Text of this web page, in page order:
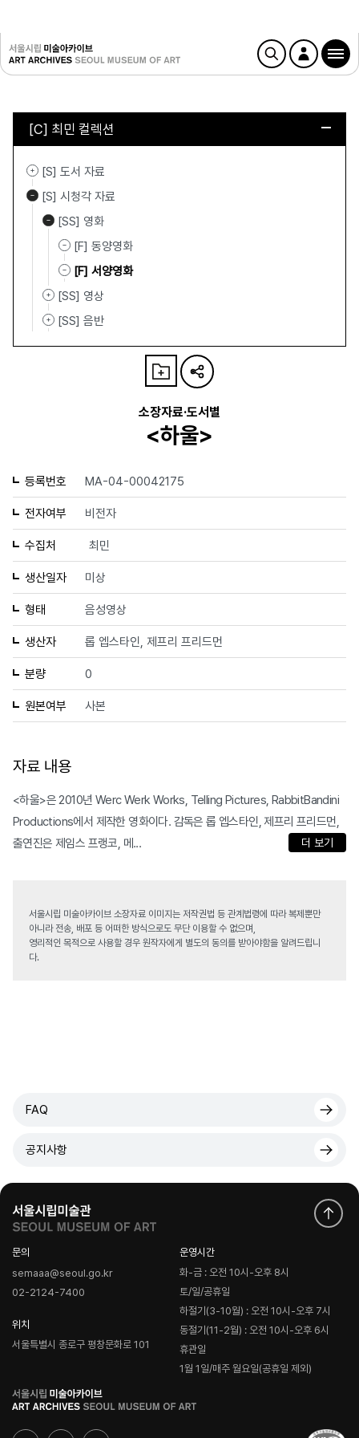
[C] 최민 컬렉션
[S] 도서 자료
[S] 시청각 자료
[SS] 영화
[F] 동양영화
[F] 서양영화
[SS] 영상
[SS] 음반
소장자료·도서별
<하울>
등록번호 MA-04-00042175
전자여부 비전자
수집처 최민
생산일자 미상
형태 음성영상
생산자 롭 엡스타인, 제프리 프리드먼
분량 0
원본여부 사본
자료 내용
<하울>은 2010년 Werc Werk Works, Telling Pictures, RabbitBandini
Productions에서 제작한 영화이다. 감독은 롭 엡스타인, 제프리 프리드먼,
출연진은 제임스 프랭코, 메...
더 보기
서울시립 미술아카이브 소장자료 이미지는 저작권법 등 관계법령에 따라 복제뿐만
아니라 전송, 배포 등 어떠한 방식으로도 무단 이용할 수 없으며,
영리적인 목적으로 사용할 경우 원작자에게 별도의 동의를 받아야함을 알려드립니
다.
FAQ
공지사항
문의
semaaa@seoul.go.kr
02-2124-7400
위치
서울특별시 종로구 평창문화로 101
운영시간
화-금 : 오전 10시-오후 8시
토/일/공휴일
하절기(3-10월) : 오전 10시-오후 7시
동절기(11-2월) : 오전 10시-오후 6시
휴관일
1월 1일/매주 월요일(공휴일 제외)
로
고